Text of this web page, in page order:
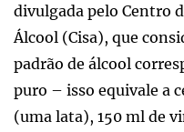
divulgada pelo Centro
Álcool (Cisa), que
padrão de álcool
puro – isso equivale a
(uma lata), 150 ml de